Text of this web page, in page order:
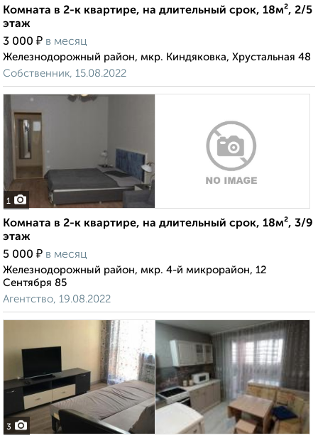
Комната в 2-к квартире, на длительный срок, 18м², 2/5
этаж
3 000 ₽ в месяц
Железнодорожный район, мкр. Киндяковка, Хрустальная 48
Собственник, 15.08.2022
1
Комната в 2-к квартире, на длительный срок, 18м², 3/9
этаж
5 000 ₽ в месяц
Железнодорожный район, мкр. 4-й микрорайон, 12
Сентября 85
Агентство, 19.08.2022
3